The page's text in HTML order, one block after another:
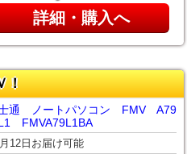
詳細・購入へ
！
通 ノートパソコン FMV A79
FMVA79L1BA
12日お届け可能